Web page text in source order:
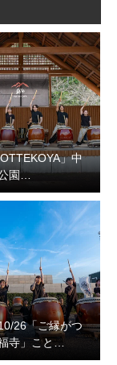
」中
園…
26「ご縁がつ
寺」こと…